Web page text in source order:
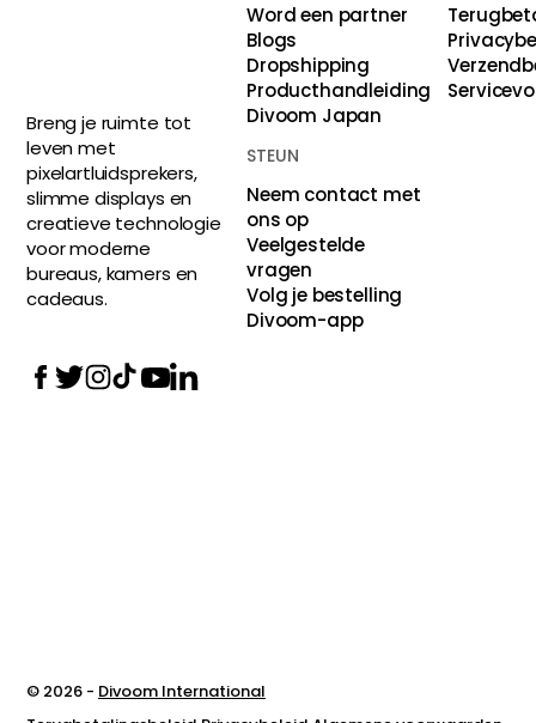
Breng je ruimte tot
leven met
pixelartluidsprekers,
slimme displays en
creatieve technologie
voor moderne
bureaus, kamers en
cadeaus.
Word een partner
Blogs
Dropshipping
Producthandleiding
Divoom Japan
STEUN
Neem contact met
ons op
Veelgestelde
vragen
Volg je bestelling
Divoom-app
© 2026 - Divoom International